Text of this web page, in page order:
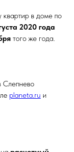
в доме по
2020 года
того же года.
Слепнево
planeta.ru и